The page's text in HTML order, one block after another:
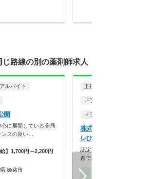
じ路線の別の薬剤師求人
ルバイト
開
に展開している薬局
スの良い…
給】1,700円～2,200円
姫路市
正社員
ドラッグストア（調剤併設
ドラッグストア（OTCのみ
株式会社ププレひまわり
レひまわり薬局 香寺店
認定薬剤師単位も社内取得！
進で相談しやすい環…